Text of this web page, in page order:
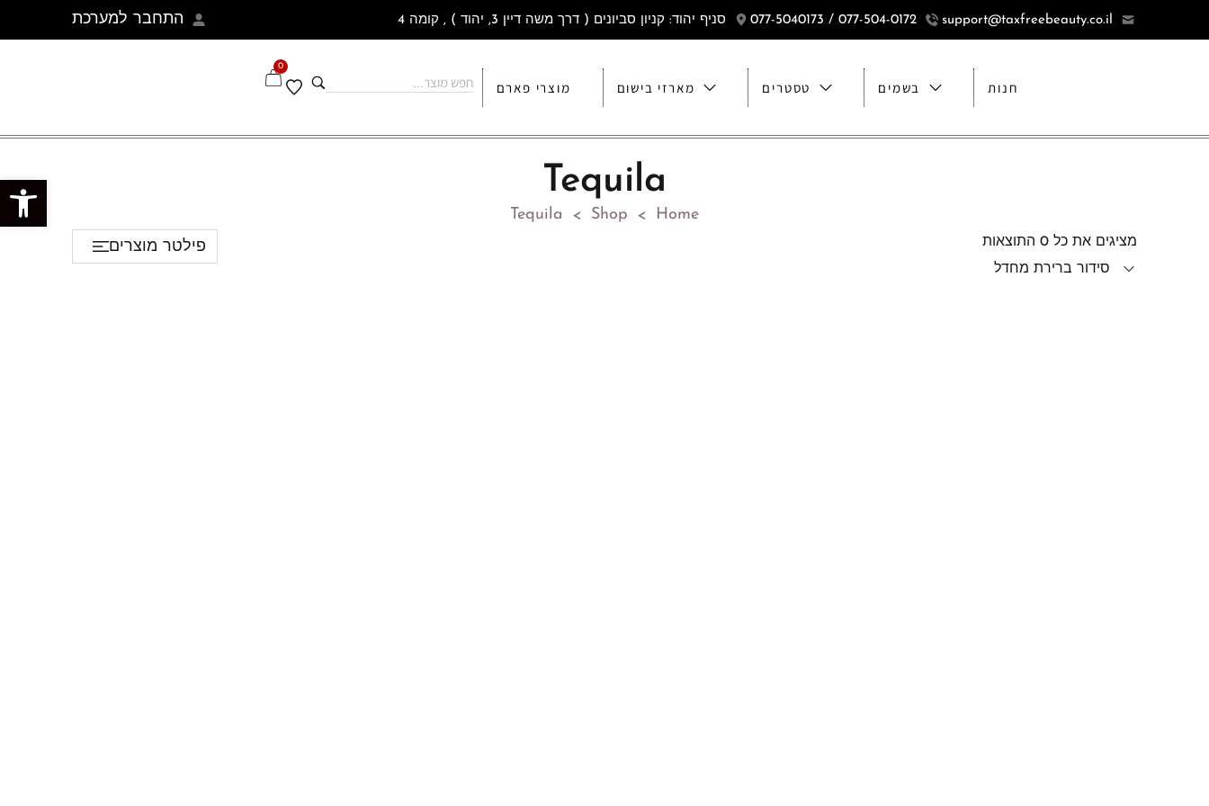
support@taxfreebeauty.co.il
077-504-0172 / 077-5040173 סניף יהוד: קניון סביונים ( דרך משה דיין 3, יהוד ) , קומה 4 התחבר למערכת
מוצרי פארם מארזי בישום טסטרים בשמים חנות
0
Tequila
Home
>
Shop
>
Tequila
מציגים את כל ⁦0⁩ התוצאות
סידור ברירת מחדל
פילטר מוצרים
פתח סרגל נגישות